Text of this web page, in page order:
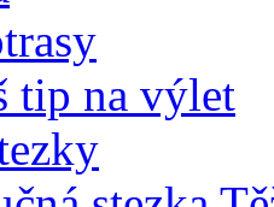
tip na výlet